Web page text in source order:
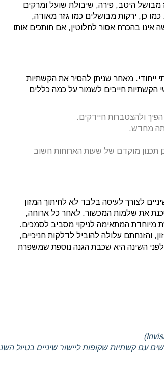
היטב, פירה, שיבולת שועל ומרקים
כן, ירקות מבושלים כמו גזר מאודה,
בהכרח אסור לחלוטין, אם חותכים אותו
ייחודי. מאחר שניתן להסיר את הקשתיות
הקשתיות חייבים לשמור על כמה כללים
ולהצטברות חיידקים.
מחדש.
תכנון מוקדם של שעות הארוחות חשוב
לצורך לעיסה בלבד לא לחיתוך המזון
את שלמות המכשור. לאחר כל ארוחה,
מיוחדת המתאימה לניקוי מסביב לסמכים.
והזנחתם עלולה להוביל לדלקות חניכיים,
השינה היא שכבת הגנה נוספת שמשפרת
עם קשתיות שקופות ליישור שיניים בטיול